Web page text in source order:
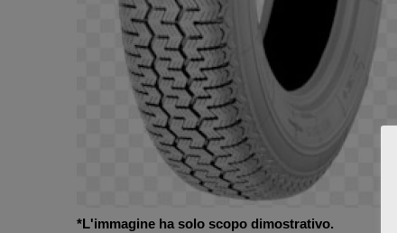
*L'immagine ha solo scopo dimostrativo.